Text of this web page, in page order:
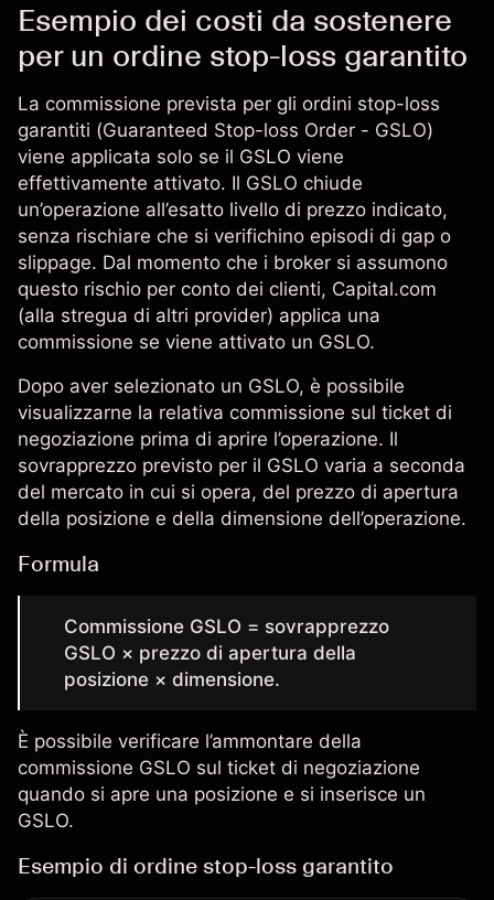
Esempio dei costi da sostenere
per un ordine stop-loss garantito
La commissione prevista per gli ordini stop-loss
garantiti (Guaranteed Stop-loss Order - GSLO)
viene applicata solo se il GSLO viene
effettivamente attivato. Il GSLO chiude
un’operazione all’esatto livello di prezzo indicato,
senza rischiare che si verifichino episodi di gap o
slippage. Dal momento che i broker si assumono
questo rischio per conto dei clienti, Capital.com
(alla stregua di altri provider) applica una
commissione se viene attivato un GSLO.
Dopo aver selezionato un GSLO, è possibile
visualizzarne la relativa commissione sul ticket di
negoziazione prima di aprire l’operazione. Il
sovrapprezzo previsto per il GSLO varia a seconda
del mercato in cui si opera, del prezzo di apertura
della posizione e della dimensione dell’operazione.
Formula
Commissione GSLO = sovrapprezzo
GSLO × prezzo di apertura della
posizione × dimensione.
È possibile verificare l’ammontare della
commissione GSLO sul ticket di negoziazione
quando si apre una posizione e si inserisce un
GSLO.
Esempio di ordine stop-loss garantito